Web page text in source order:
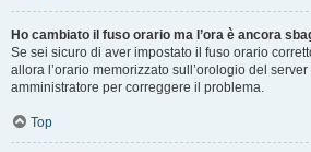
Ho cambiato il fuso orario ma l’ora è ancora
Se sei sicuro di aver impostato il fuso orario
allora l’orario memorizzato sull’orologio del
amministratore per correggere il problema.
Top